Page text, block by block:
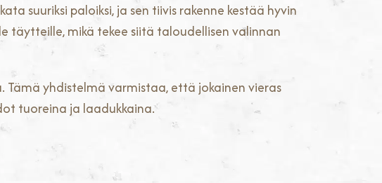
suuriksi paloiksi, ja sen tiivis rakenne kestää hyvin
täytteille, mikä tekee siitä taloudellisen valinnan
yhdistelmä varmistaa, että jokainen vieras
tuoreina ja laadukkaina.